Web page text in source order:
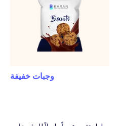
وجبات خفيفة